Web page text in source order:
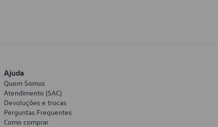
Ajuda
Quem Somos
Atendimento (SAC)
Devoluções e trocas
Perguntas Frequentes
Como comprar